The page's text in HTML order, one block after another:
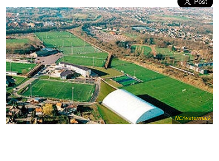
NC/watermark